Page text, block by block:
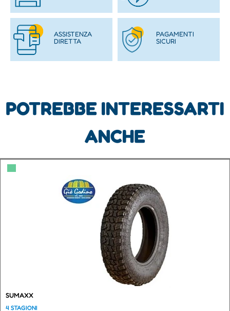
ASSISTENZA
DIRETTA
PAGAMENTI
SICURI
POTREBBE INTERESSARTI
ANCHE
▀
SUMAXX
4 STAGIONI